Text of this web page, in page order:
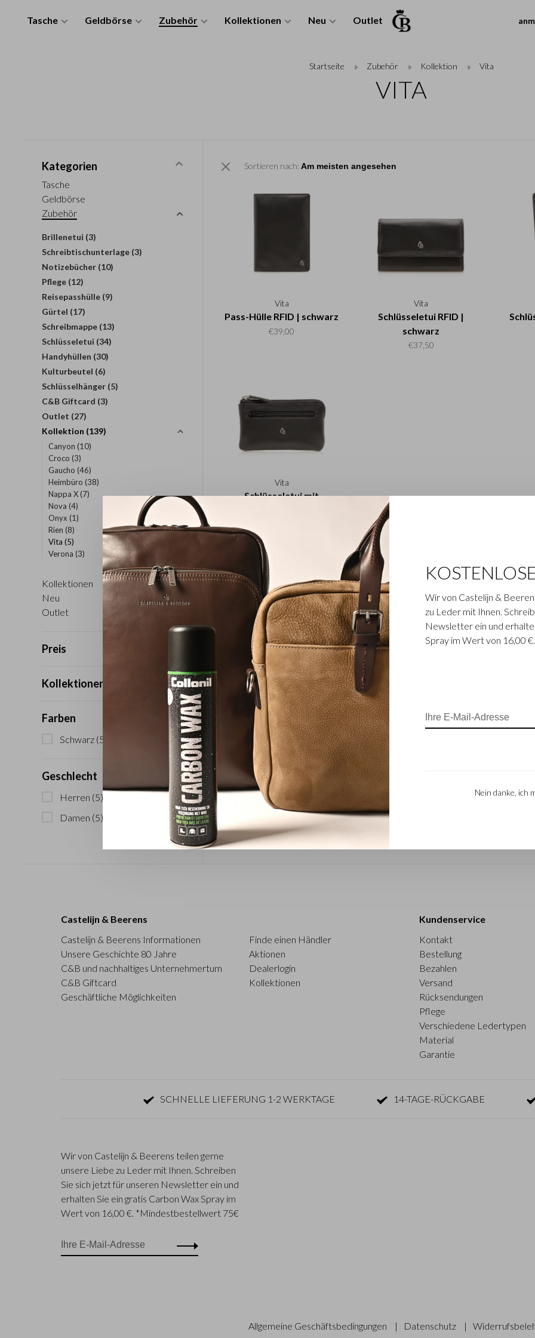
Tasche Geldbörse Zubehör Kollektionen Neu Outlet
Startseite Zubehör Kollektion Vita
VITA
Kategorien
Tasche
Geldbörse
Zubehör
Brillenetui (3)
Schreibtischunterlage (3)
Notizebücher (10)
Pflege (12)
Reisepasshülle (9)
Gürtel (17)
Schreibmappe (13)
Schlüsseletui (34)
Handyhüllen (30)
Kulturbeutel (6)
Schlüsselhänger (5)
C&B Giftcard (3)
Outlet (27)
Kollektion (139)
Canyon (10)
Croco (3)
Gaucho (46)
Heimbüro (38)
Nappa X(7)
Nova (4)
Onyx (1)
Rien (8)
Vita (5)
Verona (3)
Kollektionen
Neu
Outlet
Preis
Kollektionen
Farben
Schwarz (5)
Geschlecht
Herren (5)
Damen (5)
Sortieren nach:
Vita
Pass-Hülle RFID | schwarz
€39,00
Vita
Schlüsseletui RFID |
schwarz
€37,50
Vita
Schlüsseletui mit
Sortieren nach:
Castelijn & Beerens
Castelijn & Beerens Informationen
Unsere Geschichte 80 Jahre
C&B und nachhaltiges Unternehmertum
C&B Giftcard
Geschäftliche Möglichkeiten
Finde einen Händler
Aktionen
Dealerlogin
Kollektionen
Kundenservice
Kontakt
Bestellung
Bezahlen
Versand
Rücksendungen
Pflege
Verschiedene Ledertypen
Material
Garantie
SCHNELLE LIEFERUNG 1-2 WERKTAGE 14-TAGE-RÜCKGABE
Wir von Castelijn & Beerens teilen gerne
unsere Liebe zu Leder mit Ihnen. Schreiben
Sie sich jetzt für unseren Newsletter ein und
erhalten Sie ein gratis Carbon Wax Spray im
Wert von 16,00 €. *Mindestbestellwert 75€
Allgemeine Geschäftsbedingungen | Datenschutz |
Wir von Castelijn &
zu Leder mit Ihnen.
Newsletter ein und
Spray im Wert von 16,00
Nein danke, ich